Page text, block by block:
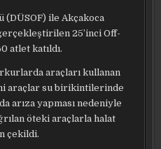
(DÜSOF) ile Akçakoca
25’inci Off-
atlet katıldı.
araçları kullanan
araçlar su birikintilerinde
arıza yapması nedeniyle
öteki araçlarla halat
çekildi.